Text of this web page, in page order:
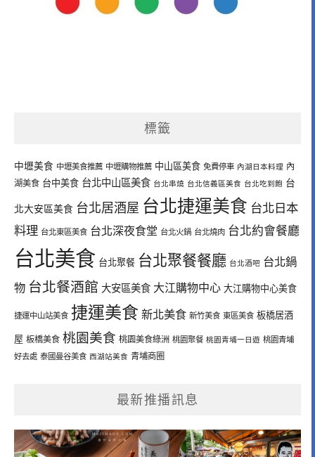
標籤
中壢美食 中壢美食推薦 中壢購物推薦 中山區美食 免費停車 內湖日本料理 內
湖美食 台中美食 台北中山區美食 台北串燒 台北信義區美食 台北吃到飽 台
北大安區美食 台北居酒屋 台北捷運美食 台北日本
料理 台北東區美食 台北深夜食堂 台北火鍋 台北燒肉 台北約會餐廳
台北美食 台北聚餐 台北聚餐餐廳 台北酒吧 台北鍋
物 台北餐酒館 大安區美食 大江購物中心 大江購物中心美食
捷運中山站美食 捷運美食 新北美食 新竹美食 東區美食 板橋居酒
屋 板橋美食 桃園美食 桃園美食綠洲 桃園聚餐 桃園青埔一日遊 桃園青埔
好去處 泰國曼谷美食 西湖站美食 青埔商圈
最新推播訊息